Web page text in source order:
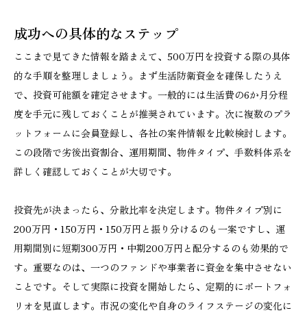
成功への具体的なステップ
ここまで見てきた情報を踏まえて、500万円を投資する際の具体
的な手順を整理しましょう。まず生活防衛資金を確保したうえ
で、投資可能額を確定させます。一般的には生活費の6か月分程
度を手元に残しておくことが推奨されています。次に複数のプラ
ットフォームに会員登録し、各社の案件情報を比較検討します。
この段階で劣後出資割合、運用期間、物件タイプ、手数料体系を
詳しく確認しておくことが大切です。
投資先が決まったら、分散比率を決定します。物件タイプ別に
200万円・150万円・150万円と振り分けるのも一案ですし、運
用期間別に短期300万円・中期200万円と配分するのも効果的で
す。重要なのは、一つのファンドや事業者に資金を集中させない
ことです。そして実際に投資を開始したら、定期的にポートフォ
リオを見直します。市況の変化や自身のライフステージの変化に